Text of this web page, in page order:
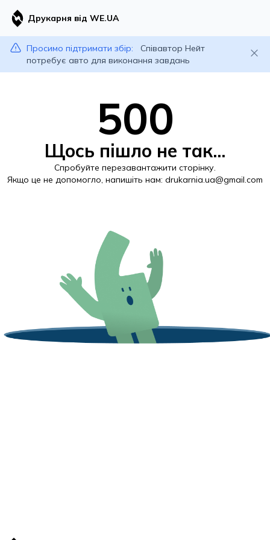
Друкарня від WE.UA
Просимо підтримати збір:
Співавтор Нейт
потребує авто для виконання завдань
500
Щось пішло не так...
Спробуйте перезавантажити сторінку.
Якщо це не допомогло, напишіть нам: drukarnia.ua@gmail.com